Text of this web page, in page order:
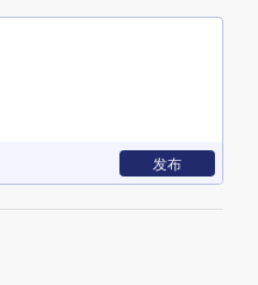
发布